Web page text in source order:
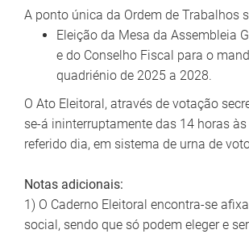
A ponto única da Ordem de Trabalhos
Eleição da Mesa da Assembleia
e do Conselho Fiscal para o
quadriénio de 2025 a 2028.
O Ato Eleitoral, através de votação
se-á ininterruptamente das 14 horas
referido dia, em sistema de urna de
Notas adicionais:
1) O Caderno Eleitoral encontra-se
social, sendo que só podem eleger e